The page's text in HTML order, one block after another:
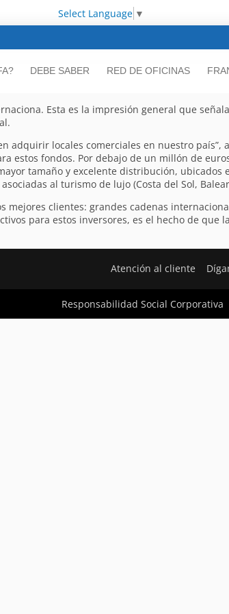
Select Language ▼
DEBE SABER RED DE OFICINAS
Esta es la impresión general que
adquirir locales comerciales en nuestro país”,
estos fondos. Por debajo de un millón de
tamaño y excelente distribución, ubicados
al turismo de lujo (Costa del Sol,
clientes: grandes cadenas
para estos inversores, es el hecho de que
Atención al cliente
Responsabilidad Social Corporativa